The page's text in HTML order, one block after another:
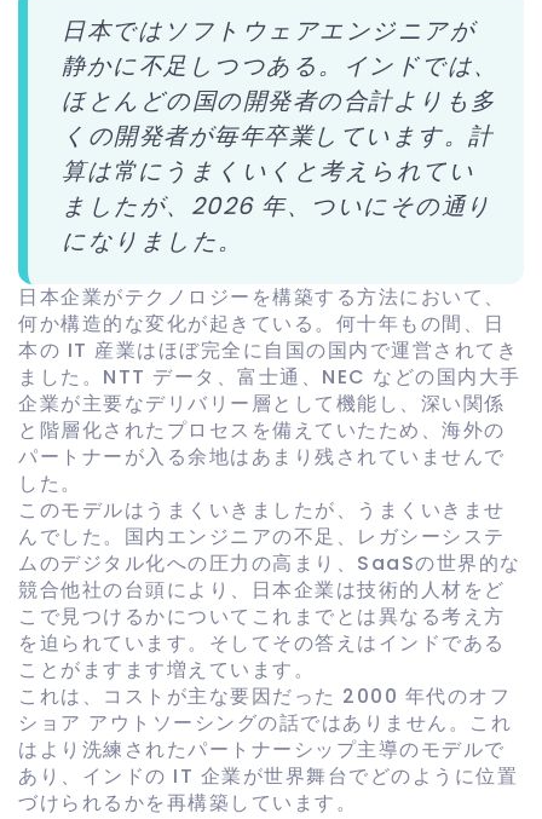
日本ではソフトウェアエンジニアが
静かに不足しつつある。インドでは、
ほとんどの国の開発者の合計よりも多
くの開発者が毎年卒業しています。計
算は常にうまくいくと考えられてい
ましたが、2026 年、ついにその通り
になりました。
日本企業がテクノロジーを構築する方法において、
何か構造的な変化が起きている。何十年もの間、日
本の IT 産業はほぼ完全に自国の国内で運営されてき
ました。NTT データ、富士通、NEC などの国内大手
企業が主要なデリバリー層として機能し、深い関係
と階層化されたプロセスを備えていたため、海外の
パートナーが入る余地はあまり残されていませんで
した。
このモデルはうまくいきましたが、うまくいきませ
んでした。国内エンジニアの不足、レガシーシステ
ムのデジタル化への圧力の高まり、SaaSの世界的な
競合他社の台頭により、日本企業は技術的人材をど
こで見つけるかについてこれまでとは異なる考え方
を迫られています。そしてその答えはインドである
ことがますます増えています。
これは、コストが主な要因だった 2000 年代のオフ
ショア アウトソーシングの話ではありません。これ
はより洗練されたパートナーシップ主導のモデルで
あり、インドの IT 企業が世界舞台でどのように位置
づけられるかを再構築しています。